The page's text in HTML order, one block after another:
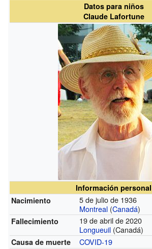
Datos para niños
Claude Lafortune
Información personal
Nacimiento
5 de julio de 1936
Montreal (Canadá)
Fallecimiento
19 de abril de 2020
Longueuil (Canadá)
Causa de muerte COVID-19